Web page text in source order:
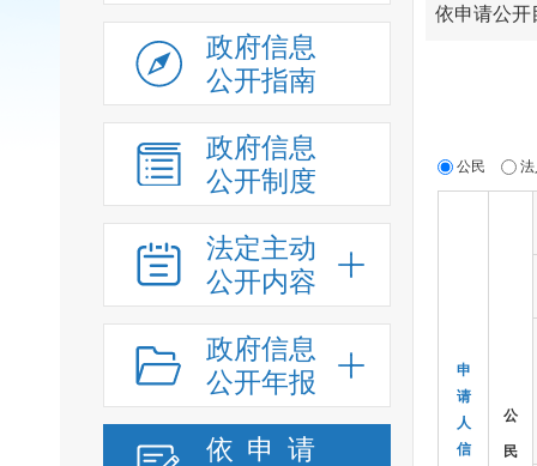
政府信息
公开指南
政府信息
公开制度
法定主动
公开内容
政府信息
公开年报
依申请
依申请公开
公民
申
请
人
信
公
民